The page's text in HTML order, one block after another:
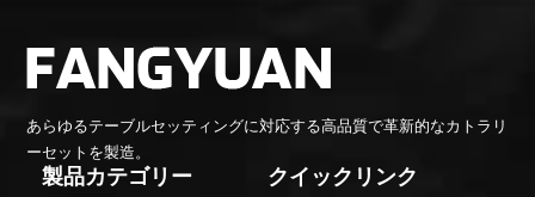
あらゆるテーブルセッティングに対応する高品質で革新的なカトラリ
ーセットを製造。
製品カテゴリー クイックリンク